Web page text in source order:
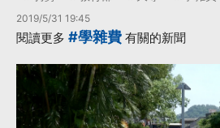
2019/5/31 19:45
閱讀更多 #學雜費 有關的新聞